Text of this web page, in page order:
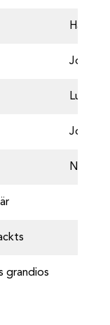
Hannah
Jonas
Lukas
Joline
Nicole
grandios